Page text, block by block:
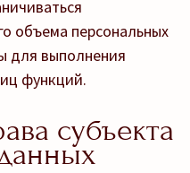
объема персональных
для выполнения
функций.
субъекта